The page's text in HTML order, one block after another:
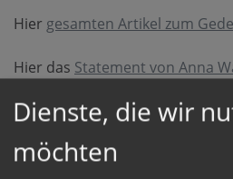
Hier gesamten Artikel zum
Hier das Statement von Anna
Arbeitnehmer:innen Bewegung
Dienste, die wir
möchten